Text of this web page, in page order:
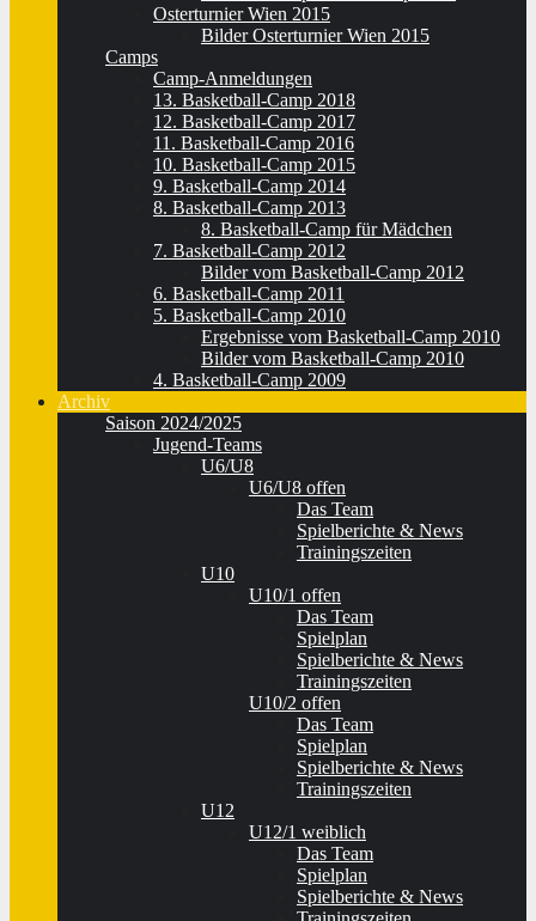
Osterturnier Wien 2015
Bilder Osterturnier Wien 2015
Camps
Camp-Anmeldungen
13. Basketball-Camp 2018
12. Basketball-Camp 2017
11. Basketball-Camp 2016
10. Basketball-Camp 2015
9. Basketball-Camp 2014
8. Basketball-Camp 2013
8. Basketball-Camp für Mädchen
7. Basketball-Camp 2012
Bilder vom Basketball-Camp 2012
6. Basketball-Camp 2011
5. Basketball-Camp 2010
Ergebnisse vom Basketball-Camp 2010
Bilder vom Basketball-Camp 2010
4. Basketball-Camp 2009
Archiv
Saison 2024/2025
Jugend-Teams
U6/U8
U6/U8 offen
Das Team
Spielberichte & News
Trainingszeiten
U10
U10/1 offen
Das Team
Spielplan
Spielberichte & News
Trainingszeiten
U10/2 offen
Das Team
Spielplan
Spielberichte & News
Trainingszeiten
U12
U12/1 weiblich
Das Team
Spielplan
Spielberichte & News